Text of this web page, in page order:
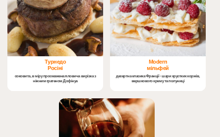
Турнедо
Росіні
cоковита, в міру просмажена яловича вирізка з
ніжним гратеном Дофінуа
Modern
мільфей
десертна класика Франції - шари хрустких коржів,
вершкового крему та полуниці